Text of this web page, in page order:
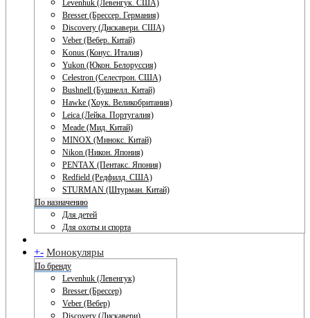
Levenhuk (Левенгук. США)
Bresser (Брессер. Германия)
Discovery (Дискавери. США)
Veber (Вебер. Китай)
Konus (Конус. Италия)
Yukon (Юкон. Белоруссия)
Celestron (Селестрон. США)
Bushnell (Бушнелл. Китай)
Hawke (Хоук. Великобритания)
Leica (Лейка. Португалия)
Meade (Мид. Китай)
MINOX (Минокс. Китай)
Nikon (Никон. Япония)
PENTAX (Пентакс. Япония)
Redfield (Редфилд. США)
STURMAN (Штурман. Китай)
По назначению
Для детей
Для охоты и спорта
+- Монокуляры
По бренду
Levenhuk (Левенгук)
Bresser (Брессер)
Veber (Вебер)
Discovery (Дискавери)